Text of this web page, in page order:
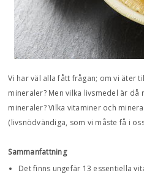
Vi har väl alla fått frågan; om vi äter
mineraler? Men vilka livsmedel är då
mineraler? Vilka vitaminer och
(livsnödvändiga, som vi måste få i
Sammanfattning
Det finns ungefär 13 essentiella